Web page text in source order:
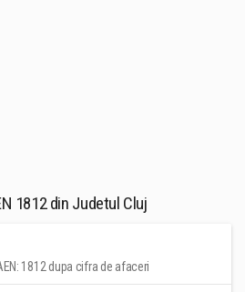
1812 din Judetul Cluj
1812 dupa cifra de afaceri